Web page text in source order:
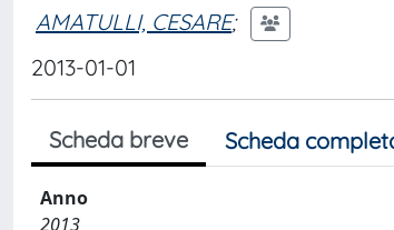
AMATULLI, CESARE;
2013-01-01
Scheda breve Scheda
Anno
2013